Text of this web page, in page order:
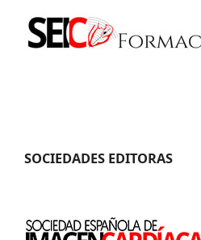
SOCIEDADES EDITORAS